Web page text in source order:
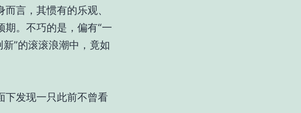
言，其惯有的乐观、
。不巧的是，偏有“一
”的滚滚浪潮中，竟如
下发现一只此前不曾看